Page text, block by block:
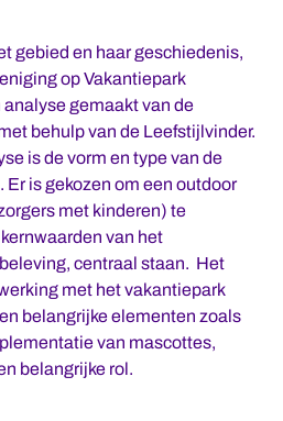
gebied en haar geschiedenis,
op Vakantiepark
gemaakt van de
behulp van de Leefstijlvinder.
is de vorm en type van de
is gekozen om een outdoor
met kinderen) te
van het
centraal staan. Het
met het vakantiepark
belangrijke elementen zoals
van mascottes,
belangrijke rol.